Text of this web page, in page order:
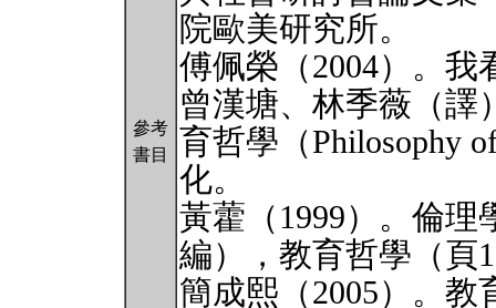
參考
書目
院歐美研究所。
傅佩榮（2004）。
曾漢塘、林季薇（譯
育哲學（Philosophy
化。
黃藿（1999）。倫
編），教育哲學（頁
簡成熙（2005）。